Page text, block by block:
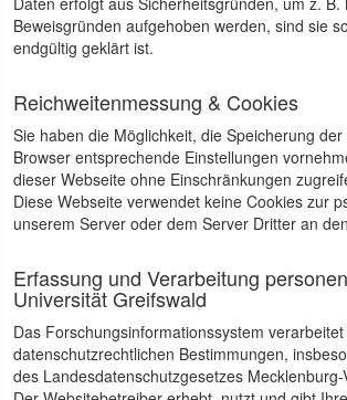
Beweisgründen aufgehoben werden, sind sie
endgültig geklärt ist.
Reichweitenmessung & Cookies
Sie haben die Möglichkeit, die Speicherung
Browser entsprechende Einstellungen
dieser Webseite ohne Einschränkungen
Diese Webseite verwendet keine Cookies zur
unserem Server oder dem Server Dritter an
Erfassung und Verarbeitung
Universität Greifswald
Das Forschungsinformationssystem
datenschutzrechtlichen Bestimmungen,
des Landesdatenschutzgesetzes